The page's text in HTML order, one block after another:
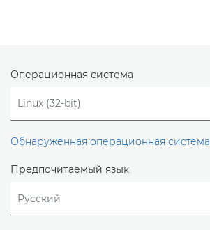
Операционная система
Обнаруженная операционная система
Предпочитаемый язык